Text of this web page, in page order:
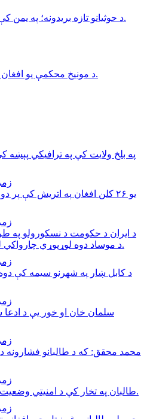
د حوثيانو تازه بريدونه؛ په يمن كې ٣٠ دولتي سرتېري وژل شوي.
د مونیخ محکمې یو افغان وګړی په عمري بند محکوم کړ.
په بلخ ولایت کې په ترافیکي
۱۷ زمری
۱۷ زمری
د ایران د حکومت د نسکورولو په
د موساد دوه لوړپوړي چارواکي له خپلو دندو ګوښه شول.
۱۷ زمری
د كابل ښار په شهرنو سيمه كې
۱۷ زمری
سلمان خان او خور یې د
۱۷ زمری
محمد محقق: كه د طالبانو فشارونه
۱۷ زمری
طالبان په تخار کې د امنيتي وضعيت له خرابېدو اندېښمن دي.
۱۷ زمری